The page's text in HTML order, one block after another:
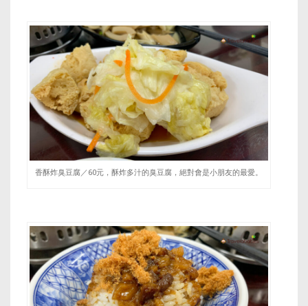
香酥炸臭豆腐／60元，酥炸多汁的臭豆腐，絕對會是小朋友的最愛。